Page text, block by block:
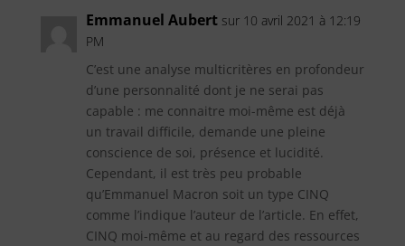
Emmanuel Aubert sur 10 avril 2021 à 12:19
PM
C’est une analyse multicritères en profondeur
d’une personnalité dont je ne serai pas
capable : me connaitre moi-même est déjà
un travail difficile, demande une pleine
conscience de soi, présence et lucidité.
Cependant, il est très peu probable
qu’Emmanuel Macron soit un type CINQ
comme l’indique l’auteur de l’article. En effet,
CINQ moi-même et au regard des ressources